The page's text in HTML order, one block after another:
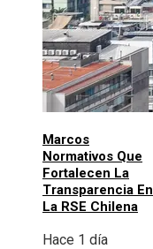
Marcos
Normativos Que
Fortalecen La
Transparencia En
La RSE Chilena
Hace 1 día